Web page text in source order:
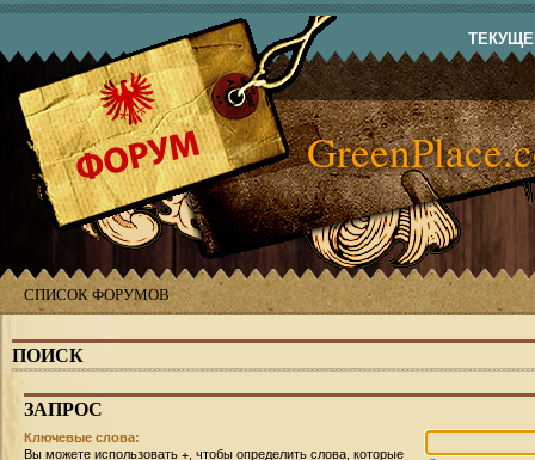
СПИСОК ФОРУМОВ
ПОИСК
ЗАПРОС
Ключевые слова:
Вы можете использовать + , чтобы определить слова, которые